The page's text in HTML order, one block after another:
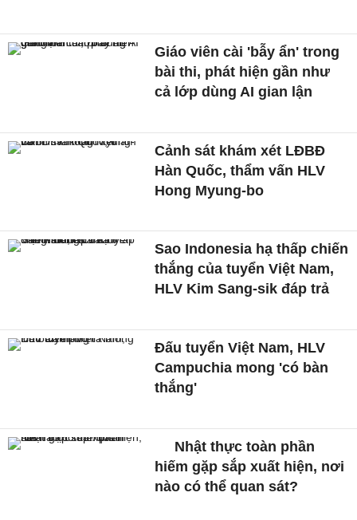
Giáo viên cài 'bẫy ẩn' trong
bài thi, phát hiện gần như
cả lớp dùng AI gian lận
Cảnh sát khám xét LĐBĐ
Hàn Quốc, thẩm vấn HLV
Hong Myung-bo
Sao Indonesia hạ thấp chiến
thắng của tuyển Việt Nam,
HLV Kim Sang-sik đáp trả
Đấu tuyển Việt Nam, HLV
Campuchia mong 'có bàn
thắng'
Nhật thực toàn phần
hiếm gặp sắp xuất hiện, nơi
nào có thể quan sát?